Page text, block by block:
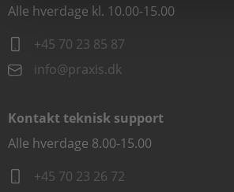
Alle hverdage kl. 10.00-15.00
+45 70 23 85 87
info@praxis.dk
Kontakt teknisk support
Alle hverdage 8.00-15.00
+45 70 23 26 72